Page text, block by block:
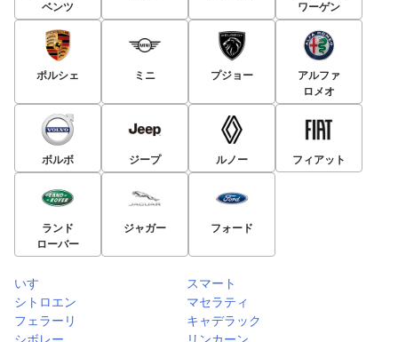
ベンツ
ワーゲン
ポルシェ ミニ プジョー
アルファ
ロメオ
ボルボ ジープ ルノー フィアット
ランド
ローバー
ジャガー フォード
いすゞ
スマート
シトロエン
マセラティ
フェラーリ
キャデラック